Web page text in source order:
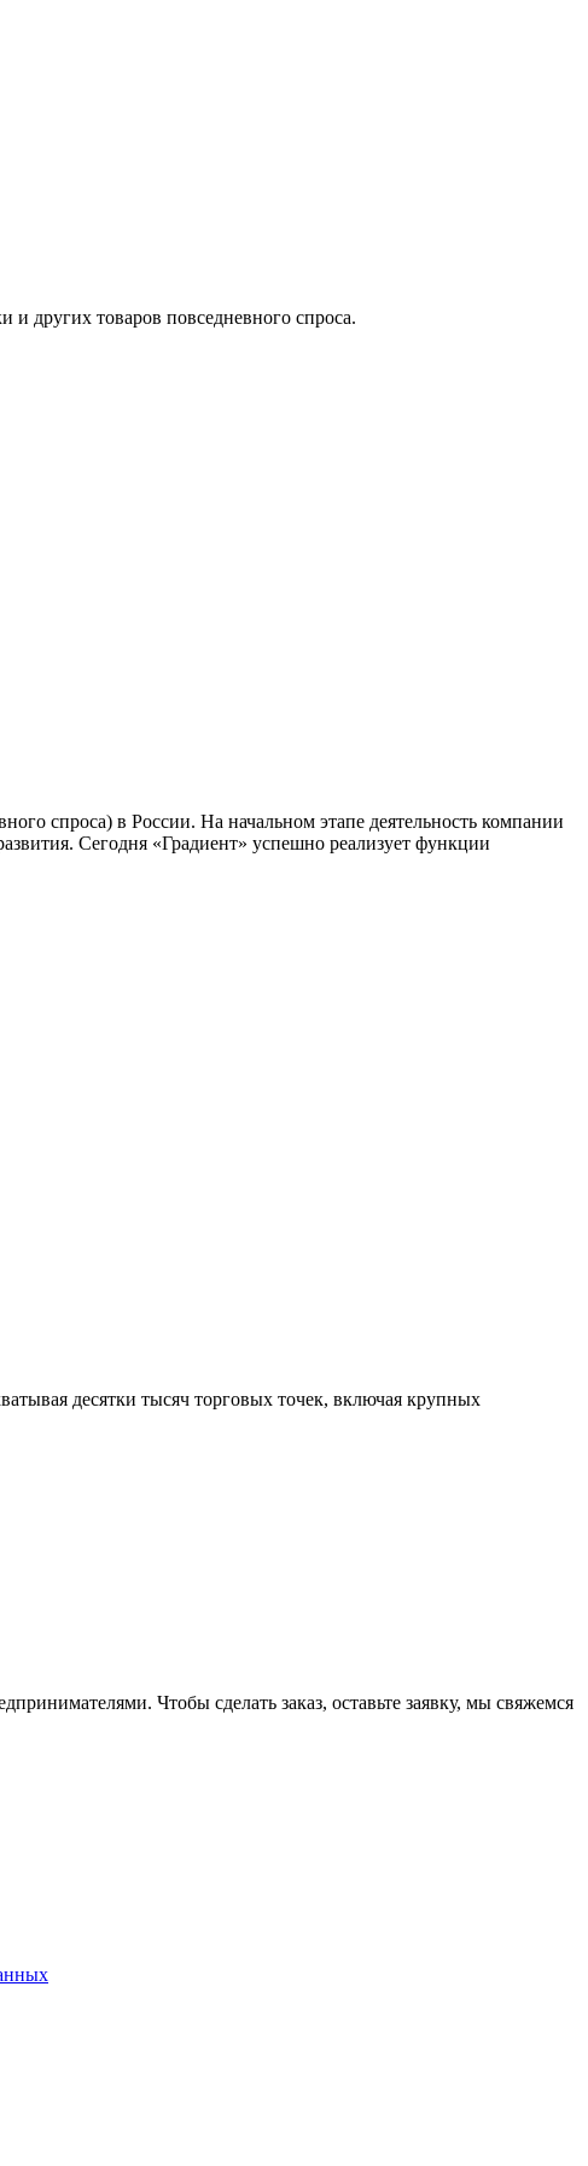
других товаров повседневного спроса.
спроса) в России. На начальном этапе деятельность компании
Сегодня «Градиент» успешно реализует функции
десятки тысяч торговых точек, включая крупных
Чтобы сделать заказ, оставьте заявку, мы свяжемся